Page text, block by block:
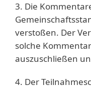
3. Die
verstoßen. Der
solche
auszuschließen
4. Der